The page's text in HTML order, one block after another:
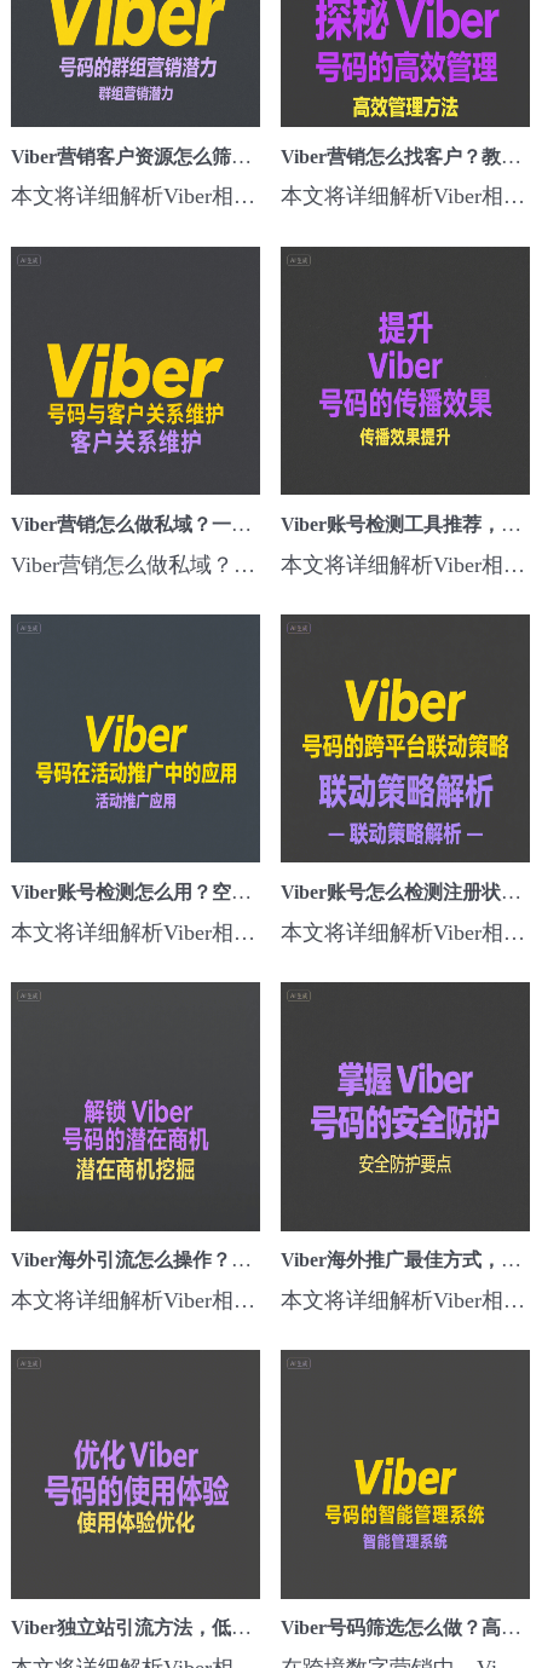
Viber营销客户资源怎么筛选？高效活跃用户批量导出
本文将详细解析Viber相关的营销客户资源怎么筛选？高效活跃用户批量导出核心方法、步骤和实用技巧，助力跨境营销者快速提升海外引流效果。一、为什么要关注这个技巧？在Viber海外营销中，Viber营销客户资源怎么筛选？高效活跃用户批量导出可以有效解决触达率低、用户质量差、广告浪费严重的问题，构建高活跃、高价值客户资源...
Viber营销怎么找客户？教你一键筛选活跃用户技巧
本文将详细解析Viber相关的营销怎么找客户？教你一键筛选活跃用户技巧核心方法、步骤和实用技巧，助力跨境营销者快速提升海外引流效果。一、为什么要关注这个技巧？在Viber海外营销中，Viber营销怎么找客户？教你一键筛选活跃用户技巧可以有效解决触达率低、用户质量差、广告浪费严重的问题，构建高活跃、高价值客户资源池，...
Viber营销怎么做私域？一键筛选+活跃客户群组方案
Viber营销怎么做私域？一键筛选+活跃客户群组方案本文将详细解析Viber相关的营销怎么做私域？一键筛选+活跃客户群组方案核心方法、步骤和实用技巧，助力跨境营销者快速提升海外引流效果。一、为什么要关注这个技巧？在Viber海外营销中，Viber营销怎么做私域？一键筛选+活跃客户群组方案可以有效解决触达率低、用户质量差、广...
Viber账号检测工具推荐，解决无效号码浪费问题
本文将详细解析Viber相关的账号检测工具推荐，解决无效号码浪费问题核心方法、步骤和实用技巧，助力跨境营销者快速提升海外引流效果。一、为什么要关注这个技巧？在Viber海外营销中，Viber账号检测工具推荐，解决无效号码浪费问题可以有效解决触达率低、用户质量差、广告浪费严重的问题，构建高活跃、高价值客户资源池，为后...
Viber账号检测怎么用？空号剔除+活跃号筛选实战
本文将详细解析Viber相关的账号检测怎么用？空号剔除+活跃号筛选实战核心方法、步骤和实用技巧，助力跨境营销者快速提升海外引流效果。一、为什么要关注这个技巧？在Viber海外营销中，Viber账号检测怎么用？空号剔除+活跃号筛选实战可以有效解决触达率低、用户质量差、广告浪费严重的问题，构建高活跃、高价值客户资源池，为...
Viber账号怎么检测注册状态？精准引流必备技巧
本文将详细解析Viber相关的账号怎么检测注册状态？精准引流必备技巧核心方法、步骤和实用技巧，助力跨境营销者快速提升海外引流效果。一、为什么要关注这个技巧？在Viber海外营销中，Viber账号怎么检测注册状态？精准引流必备技巧可以有效解决触达率低、用户质量差、广告浪费严重的问题，构建高活跃、高价值客户资源池，为后...
Viber海外引流怎么操作？快速锁定高活跃用户方法
本文将详细解析Viber相关的海外引流怎么操作？快速锁定高活跃用户方法核心方法、步骤和实用技巧，助力跨境营销者快速提升海外引流效果。一、为什么要关注这个技巧？在Viber海外营销中，Viber海外引流怎么操作？快速锁定高活跃用户方法可以有效解决触达率低、用户质量差、广告浪费严重的问题，构建高活跃、高价值客户资源池，...
Viber海外推广最佳方式，精准引流+账号检测教程
本文将详细解析Viber相关的海外推广最佳方式，精准引流+账号检测教程核心方法、步骤和实用技巧，助力跨境营销者快速提升海外引流效果。一、为什么要关注这个技巧？在Viber海外营销中，Viber海外推广最佳方式，精准引流+账号检测教程可以有效解决触达率低、用户质量差、广告浪费严重的问题，构建高活跃、高价值客户资源池，为...
Viber独立站引流方法，低成本获客引爆站内订单 Viber号码筛选怎么做？高效获取精准客户资源技巧